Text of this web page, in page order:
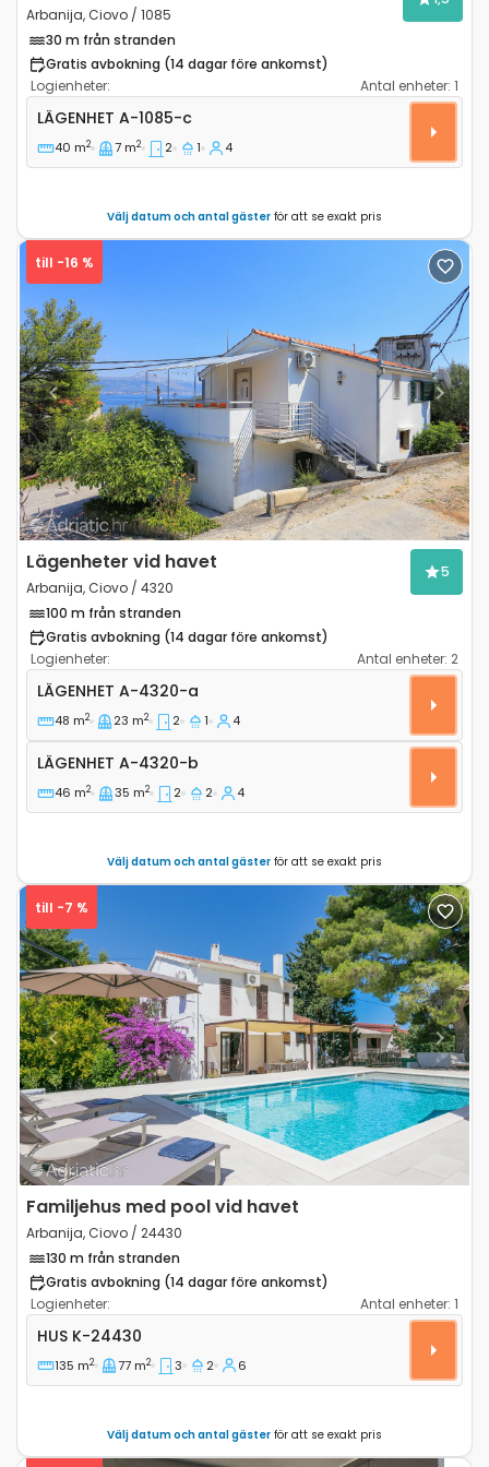
Arbanija, Ciovo / 1085
30 m från stranden
Gratis avbokning (14 dagar före ankomst)
Logienheter:
Antal enheter: 1
Tvårumslägenhet Arbanija, Ciovo A-1085-c
LÄGENHET A-1085-c
40 m2 7 m2 2 1 4
Välj datum och antal gäster för att se exakt pris
Previous Next
till -16 %
Lägenheter vid havet
Arbanija, Ciovo / 4320
5
100 m från stranden
Gratis avbokning (14 dagar före ankomst)
Logienheter:
Antal enheter: 2
Tvårumslägenhet Arbanija, Ciovo A-4320-a
LÄGENHET A-4320-a
48 m2 23 m2 2 1 4
Lägenhet A-4320-b
LÄGENHET A-4320-b
46 m2 35 m2 2 2 4
Välj datum och antal gäster för att se exakt pris
Previous Next
till -7 %
Familjehus med pool vid havet
Arbanija, Ciovo / 24430
130 m från stranden
Gratis avbokning (14 dagar före ankomst)
Logienheter:
Antal enheter: 1
Trerumshus Arbanija, Ciovo K-24430
HUS K-24430
135 m2 77 m2 3 2 6
Välj datum och antal gäster för att se exakt pris